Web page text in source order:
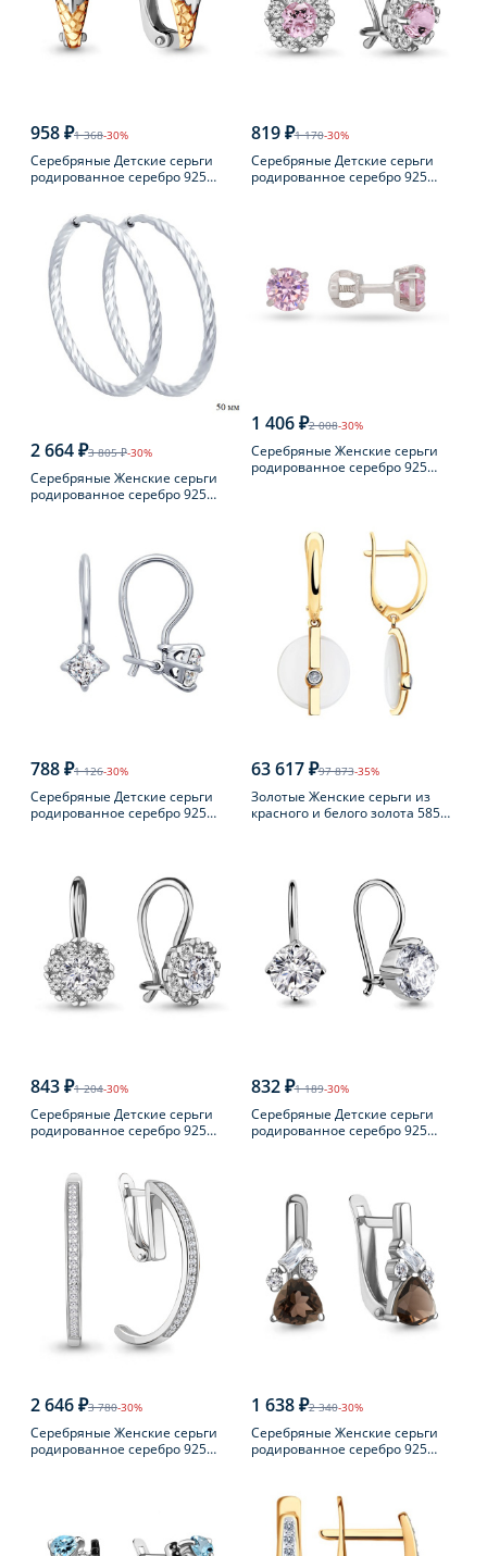
958 ₽1 368-30%
Серебряные Детские серьги
родированное серебро 925
819 ₽1 170-30%
Серебряные Детские серьги
родированное серебро 925
2 664 ₽3 805 ₽-30%
Серебряные Женские серьги
родированное серебро 925
1 406 ₽2 008-30%
Серебряные Женские серьги
родированное серебро 925
788 ₽1 126-30%
Серебряные Детские серьги
родированное серебро 925
63 617 ₽97 873-35%
Золотые Женские серьги из
красного и белого золота 585
843 ₽1 204-30%
Серебряные Детские серьги
родированное серебро 925
832 ₽1 189-30%
Серебряные Детские серьги
родированное серебро 925
2 646 ₽3 780-30%
Серебряные Женские серьги
родированное серебро 925
1 638 ₽2 340-30%
Серебряные Женские серьги
родированное серебро 925